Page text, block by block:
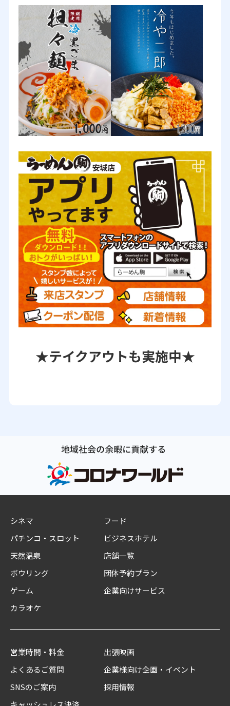
★テイクアウトも実施中★
シネマ
パチンコ・スロット
天然温泉
ボウリング
ゲーム
カラオケ
フード
ビジネスホテル
店舗一覧
団体予約プラン
企業向けサービス
営業時間・料金
よくあるご質問
SNSのご案内
出張映画
企業様向け企画・イベント
採用情報